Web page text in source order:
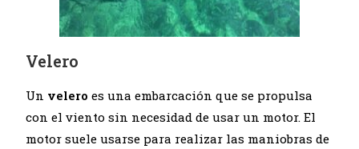
Velero
Un velero es una embarcación que se propulsa
con el viento sin necesidad de usar un motor. El
motor suele usarse para realizar las maniobras de